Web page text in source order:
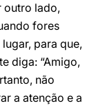
outro lado,
fores
para que,
diga: “Amigo,
não
a atenção e a